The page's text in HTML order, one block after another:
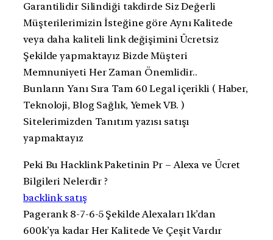
Garantilidir Silindiği takdirde Siz Değerli
Müşterilerimizin İsteğine göre Aynı Kalitede
veya daha kaliteli link değişimini Ücretsiz
Şekilde yapmaktayız Bizde Müşteri
Memnuniyeti Her Zaman Önemlidir..
Bunların Yanı Sıra Tam 60 Legal içerikli ( Haber,
Teknoloji, Blog Sağlık, Yemek VB. )
Sitelerimizden Tanıtım yazısı satışı
yapmaktayız
Peki Bu Hacklink Paketinin Pr – Alexa ve Ücret
Bilgileri Nelerdir ?
backlink satış
Pagerank 8-7-6-5 Şekilde Alexaları 1k’dan
600k’ya kadar Her Kalitede Ve Çeşit Vardır